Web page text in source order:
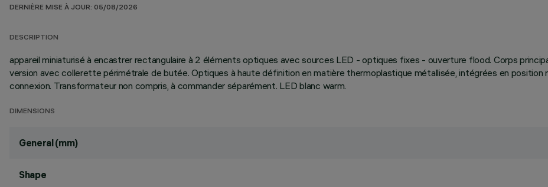
DERNIÈRE MISE À JOUR: 05/08/2026
DESCRIPTION
appareil miniaturisé à encastrer rectangulaire à 2 éléments optiques avec sources LED - optiques fixes - ouverture flood. Corps
version avec collerette périmétrale de butée. Optiques à haute définition en matière thermoplastique métallisée, intégrées en position
connexion. Transformateur non compris, à commander séparément. LED blanc warm.
DIMENSIONS
General (mm)
Shape